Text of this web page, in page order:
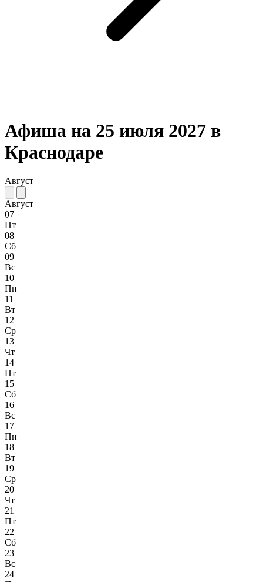
Афиша на 25 июля 2027 в
Краснодаре
Август
Август
07
Пт
08
Сб
09
Вс
10
Пн
11
Вт
12
Ср
13
Чт
14
Пт
15
Сб
16
Вс
17
Пн
18
Вт
19
Ср
20
Чт
21
Пт
22
Сб
23
Вс
24